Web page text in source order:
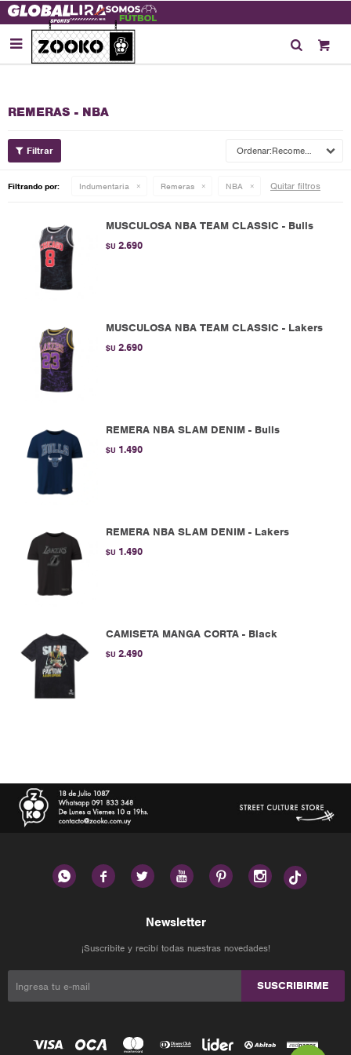

REMERAS - NBA
Recomendados
Filtrando por: Indumentaria Remeras NBA Quitar filtros
MUSCULOSA NBA TEAM CLASSIC - Bulls
$U 2.690
MUSCULOSA NBA TEAM CLASSIC - Lakers
$U 2.690
REMERA NBA SLAM DENIM - Bulls
$U 1.490
REMERA NBA SLAM DENIM - Lakers
$U 1.490
CAMISETA MANGA CORTA - Black
$U 2.490
     
Newsletter
¡Suscribite y recibí todas nuestras novedades!
SUSCRIBIRME